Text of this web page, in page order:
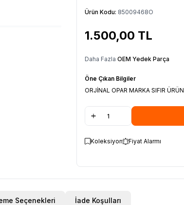
Ürün Kodu: 85009468O
1.500,00 TL
Daha Fazla OEM Yedek Parça
Öne Çıkan Bilgiler
ORJİNAL OPAR MARKA SIFIR ÜRÜN
Koleksiyon Fiyat Alarmı
Seçenekleri İade Koşulları